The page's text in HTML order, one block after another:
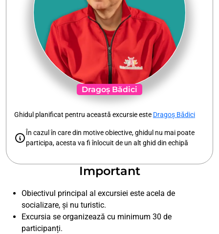
Dragoș Bădici
Ghidul planificat pentru această excursie este Dragoș Bădici
În cazul în care din motive obiective, ghidul nu mai poate
participa, acesta va fi înlocuit de un alt ghid din echipă
Important
Obiectivul principal al excursiei este acela de
socializare, și nu turistic.
Excursia se organizează cu minimum 30 de
participanți.